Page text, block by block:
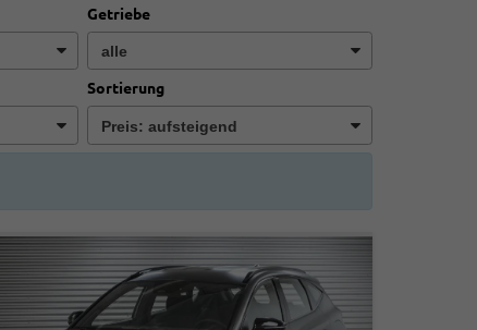
Getriebe
Sortierung